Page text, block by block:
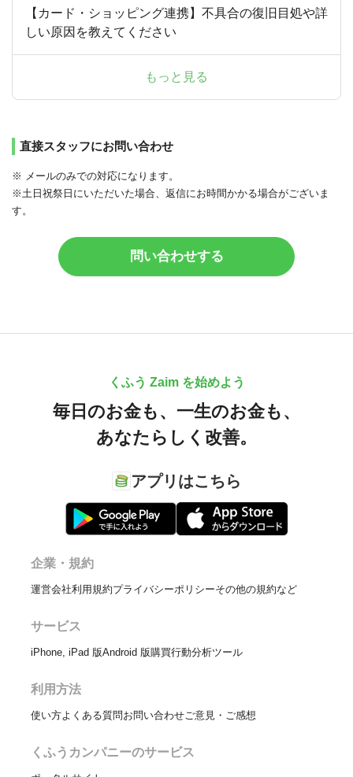
【カード・ショッピング連携】不具合の復旧目処や詳
しい原因を教えてください
もっと見る
直接スタッフにお問い合わせ
※ メールのみでの対応になります。
※土日祝祭日にいただいた場合、返信にお時間かかる場合がございま
す。
問い合わせする
くふう Zaim を始めよう
毎日のお金も、 一生のお金も、
あなたらしく改善。
アプリはこちら
企業・規約
運営会社利用規約プライバシーポリシーその他の規約など
サービス
iPhone, iPad 版Android 版購買行動分析ツール
利用方法
使い方よくある質問お問い合わせご意見・ご感想
くふうカンパニーのサービス